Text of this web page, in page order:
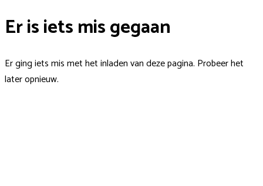
Er is iets mis gegaan
Er ging iets mis met het inladen van deze pagina. Probeer het
later opnieuw.